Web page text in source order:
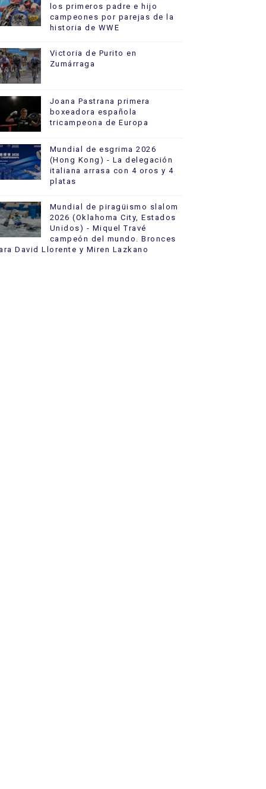
los primeros padre e hijo
campeones por parejas de la
historia de WWE
Victoria de Purito en
Zumárraga
Joana Pastrana primera
boxeadora española
tricampeona de Europa
Mundial de esgrima 2026
(Hong Kong) - La delegación
italiana arrasa con 4 oros y 4
platas
Mundial de piragüismo slalom
2026 (Oklahoma City, Estados
Unidos) - Miquel Travé
campeón del mundo. Bronces
David Llorente y Miren Lazkano